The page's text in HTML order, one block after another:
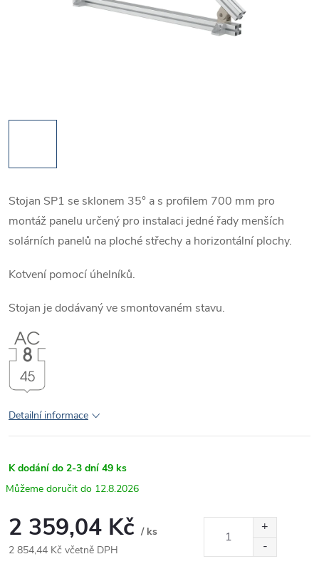
Stojan SP1 se sklonem 35° a s profilem 700 mm pro
montáž panelu určený pro instalaci jedné řady menších
solárních panelů na ploché střechy a horizontální plochy.
Kotvení pomocí úhelníků.
Stojan je dodávaný ve smontovaném stavu.
Detailní informace
K dodání do 2-3 dní 49 ks
12.8.2026
2 359,04 Kč / ks
2 854,44 Kč včetně DPH